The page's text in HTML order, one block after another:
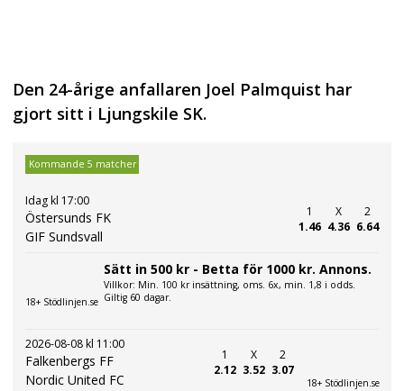
Den 24-årige anfallaren Joel Palmquist har
gjort sitt i Ljungskile SK.
Kommande 5 matcher
Idag kl 17:00
Östersunds FK
GIF Sundsvall
1
1.46
X
4.36
2
6.64
18+ Stödlinjen.se
Sätt in 500 kr - Betta för 1000 kr. Annons.
Villkor: Min. 100 kr insättning, oms. 6x, min. 1,8 i odds.
Giltig 60 dagar.
2026-08-08 kl 11:00
Falkenbergs FF
Nordic United FC
1
2.12
X
3.52
2
3.07
18+ Stödlinjen.se